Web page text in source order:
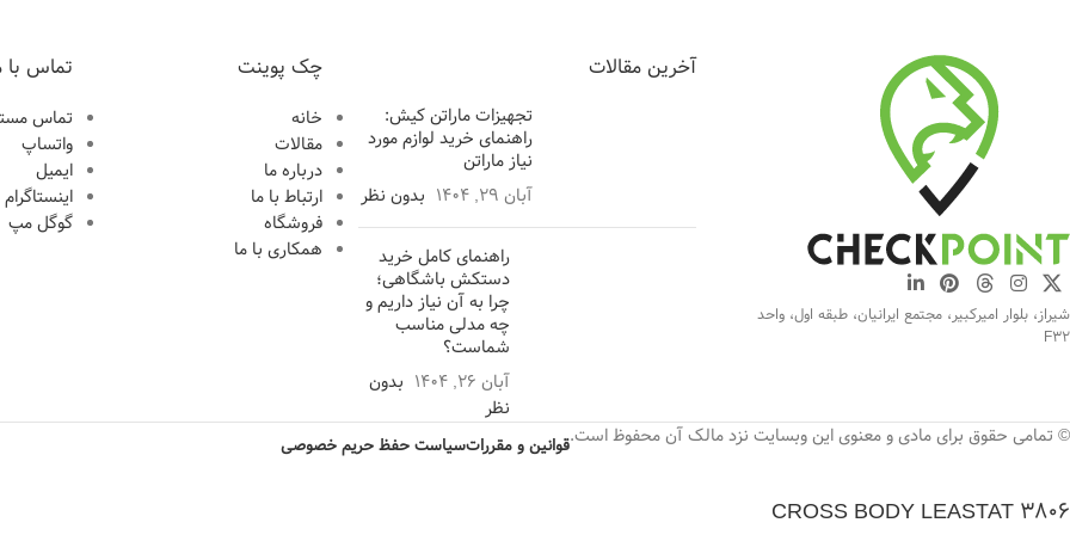
شیراز، بلوار امیرکبیر، مجتمع ایرانیان، طبقه اول، واحد
F32
آخرین مقالات
تجهیزات ماراتن کیش:
راهنمای خرید لوازم مورد
نیاز ماراتن
آبان 29, 1404
بدون نظر
راهنمای کامل خرید
دستکش باشگاهی؛
چرا به آن نیاز داریم و
چه مدلی مناسب
شماست؟
آبان 26, 1404
بدون
نظر
چک پوینت
خانه
مقالات
درباره ما
ارتباط با ما
فروشگاه
همکاری با ما
تماس با
تماس
واتساپ
ایمیل
اینستاگرام
گوگل مپ
© تمامی حقوق برای مادی و معنوی این وبسایت نزد مالک آن محفوظ است.قوانین و مقرراتسیاست حفظ حریم خصوصی
CROSS BODY LEASTAT 3806